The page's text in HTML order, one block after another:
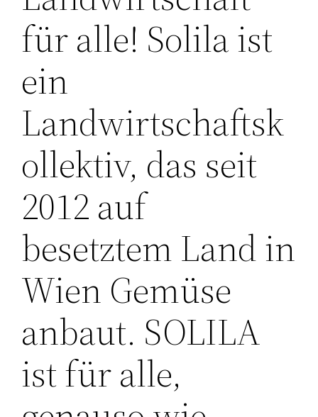
für alle! Solila ist
ein
Landwirtschaftsk
ollektiv, das seit
2012 auf
besetztem Land in
Wien Gemüse
anbaut. SOLILA
ist für alle,